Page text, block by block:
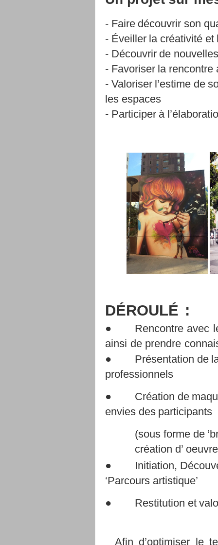
- Faire découvrir son
- Éveiller la créativité et
- Découvrir de nouvelles
- Favoriser la rencontre
- Valoriser l’estime de
les espaces
- Participer à
DÉROULÉ :
● Rencontre avec
ainsi de prendre
●
Présentation de
professionnels
●
Création de
envies des participants
(sous forme de
création d’ oeuvre
●
Initiation,
‘Parcours artistique’
●
Restitution et
Afin d’optimiser le